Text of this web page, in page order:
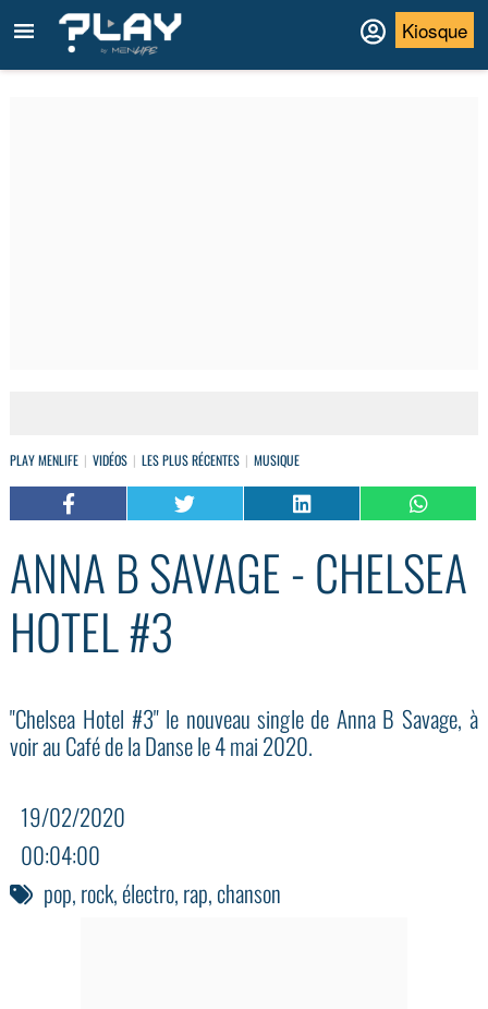
Kiosque
PLAY MENLIFE VIDÉOS LES PLUS RÉCENTES MUSIQUE
ANNA B SAVAGE - CHELSEA
HOTEL #3
"Chelsea Hotel #3" le nouveau single de Anna B Savage, à
voir au Café de la Danse le 4 mai 2020.
19/02/2020
00:04:00
pop,rock,électro,rap,chanson